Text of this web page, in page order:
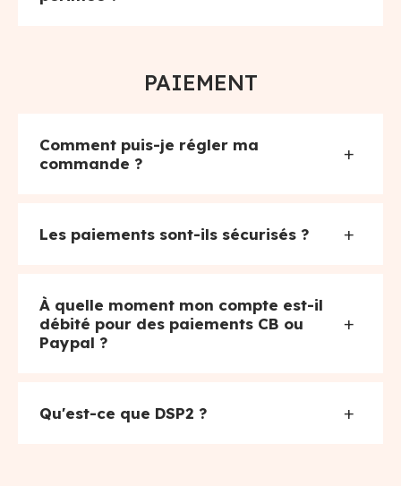
PAIEMENT
Comment puis-je régler ma
commande ?
+
Les paiements sont-ils sécurisés ? +
À quelle moment mon compte est-il
débité pour des paiements CB ou
Paypal ?
+
Qu'est-ce que DSP2 ? +